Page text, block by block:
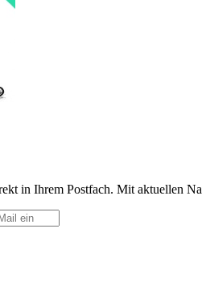
in Ihrem Postfach. Mit aktuellen